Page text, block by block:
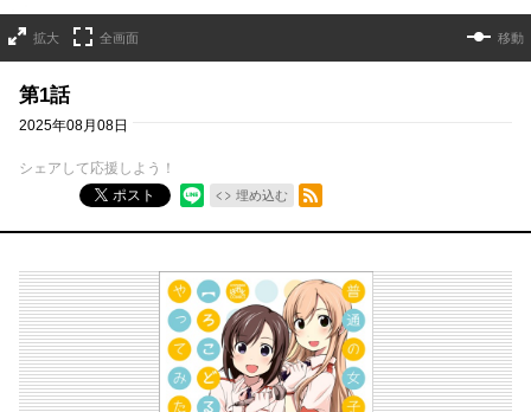
拡大 全画面 移動
第1話
2025年08月08日
シェアして応援しよう！
ポスト
埋め込む
RSSフィード